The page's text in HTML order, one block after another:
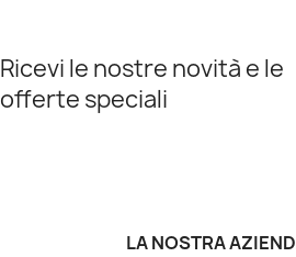
Ricevi le nostre novità e le
offerte speciali
LA NOSTRA